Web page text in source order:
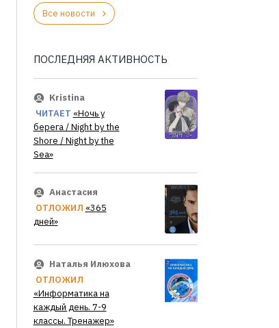
Все новости
ПОСЛЕДНЯЯ АКТИВНОСТЬ
Kristina
ЧИТАЕТ «Ночь у
берега / Night by the
Shore / Night by the
Sea»
Анастасия
ОТЛОЖИЛ «365
дней»
Наталья Илюхова
ОТЛОЖИЛ
«Информатика на
каждый день. 7-9
классы. Тренажер»